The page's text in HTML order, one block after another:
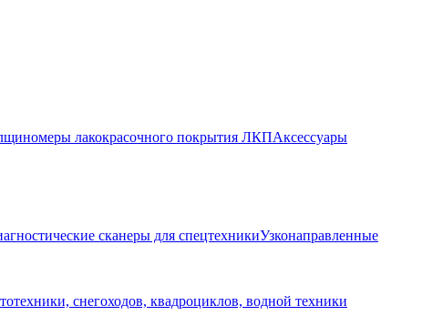
лакокрасочного покрытия ЛКПАксессуары
сканеры для спецтехникиУзконаправленные
снегоходов, квадроциклов, водной техники